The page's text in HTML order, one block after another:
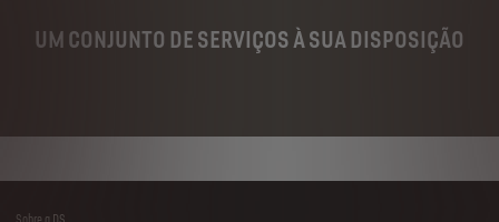
UM CONJUNTO DE SERVIÇOS À SUA DISPOSIÇÃO